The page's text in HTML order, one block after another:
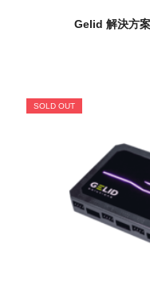
Gelid 解決方
SOLD OUT